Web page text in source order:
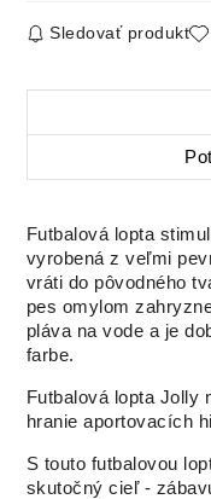
Sledovať produkt
Futbalová lopta
vyrobená z veľmi
vráti do pôvodného
pes omylom
pláva na vode a je
farbe.
Futbalová lopta Jolly
hranie aportovacích
S touto futbalovou
skutočný cieľ -